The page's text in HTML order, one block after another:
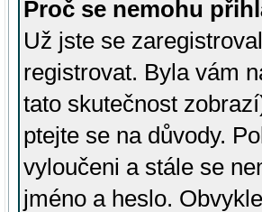
Proč se nemohu
Už jste se
registrovat. Byla vám
tato skutečnost
ptejte se na důvody.
vyloučeni a stále se
jméno a heslo.